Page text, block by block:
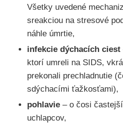
Všetky uvedené
sreakciou na stresové
náhle úmrtie,
infekcie dýchacích ciest
ktorí umreli na SIDS,
prekonali prechladnutie
sdýchacími ťažkosťami),
pohlavie – o čosi
uchlapcov,